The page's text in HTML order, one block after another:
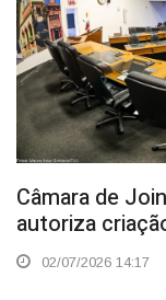
Câmara de
autoriza
02/07/2026 14:17